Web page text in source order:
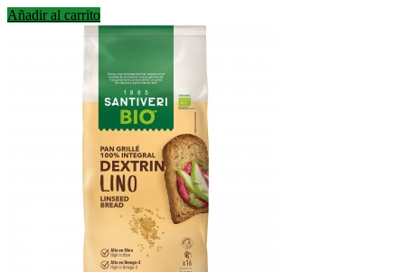
Añadir al carrito